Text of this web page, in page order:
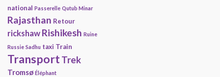
national Passerelle Qutub Minar
Rajasthan Retour
rickshaw Rishikesh Ruine
Russie Sadhu taxi Train
Transport Trek
Tromsø Éléphant